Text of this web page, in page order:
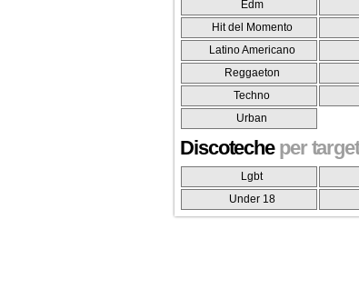
Edm
Hit del Momento
Latino Americano
Reggaeton
Techno
Urban
Discoteche per target
Lgbt
Under 18